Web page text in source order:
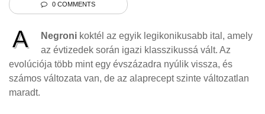
0 COMMENTS
A Negroni koktél az egyik legikonikusabb ital, amely
az évtizedek során igazi klasszikussá vált. Az
evolúciója több mint egy évszázadra nyúlik vissza, és
számos változata van, de az alaprecept szinte változatlan
maradt.